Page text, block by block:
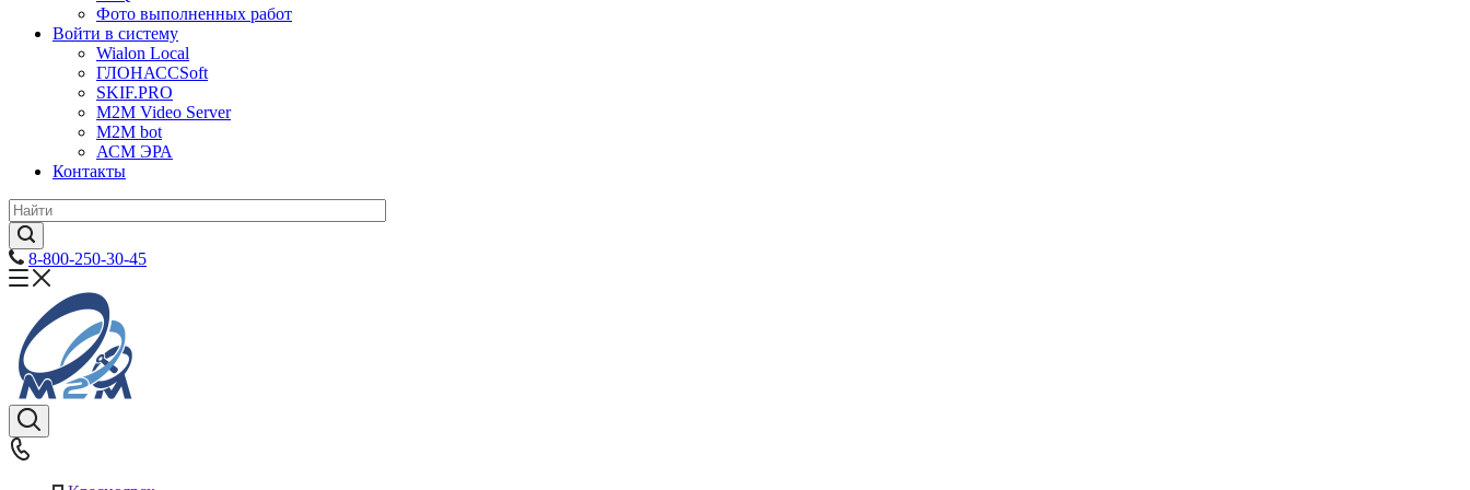
Фото выполненных работ
Войти в систему
Wialon Local
ГЛОНАССSoft
SKIF.PRO
M2M Video Server
М2М bot
АСМ ЭРА
Контакты
8-800-250-30-45